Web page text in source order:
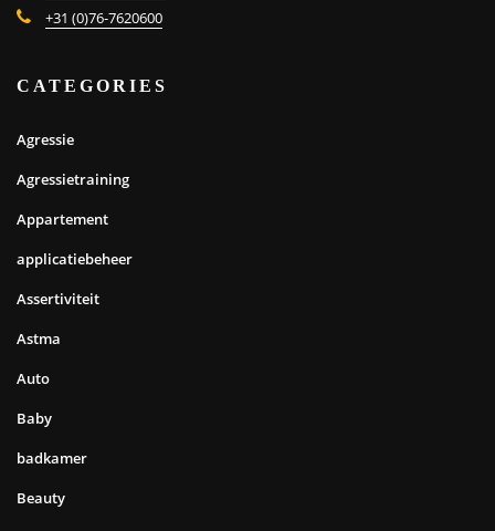
+31 (0)76-7620600
CATEGORIES
Agressie
Agressietraining
Appartement
applicatiebeheer
Assertiviteit
Astma
Auto
Baby
badkamer
Beauty